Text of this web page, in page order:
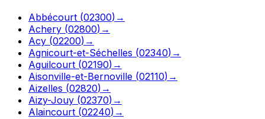
Abbécourt (02300) →
Achery (02800) →
Acy (02200) →
Agnicourt-et-Séchelles (02340) →
Aguilcourt (02190) →
Aisonville-et-Bernoville (02110) →
Aizelles (02820) →
Aizy-Jouy (02370) →
Alaincourt (02240) →